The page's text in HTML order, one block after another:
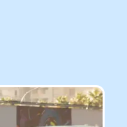
de
faire pour
!